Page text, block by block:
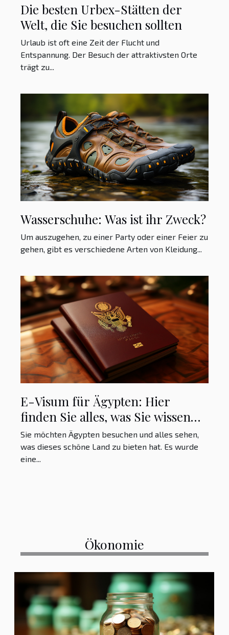
Die besten Urbex-Stätten der
Welt, die Sie besuchen sollten
Urlaub ist oft eine Zeit der Flucht und
Entspannung. Der Besuch der attraktivsten Orte
trägt zu...
Wasserschuhe: Was ist ihr Zweck?
Um auszugehen, zu einer Party oder einer Feier zu
gehen, gibt es verschiedene Arten von Kleidung...
E-Visum für Ägypten: Hier
finden Sie alles, was Sie wissen
müssen, um ein elektronisches
Visum für Ägypten zu erhalten
Sie möchten Ägypten besuchen und alles sehen,
was dieses schöne Land zu bieten hat. Es wurde
eine...
Ökonomie